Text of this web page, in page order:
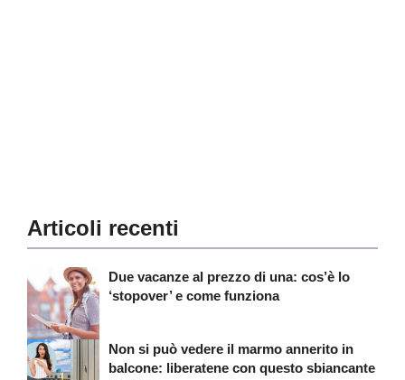
Articoli recenti
Due vacanze al prezzo di una: cos’è lo
‘stopover’ e come funziona
Non si può vedere il marmo annerito in
balcone: liberatene con questo sbiancante